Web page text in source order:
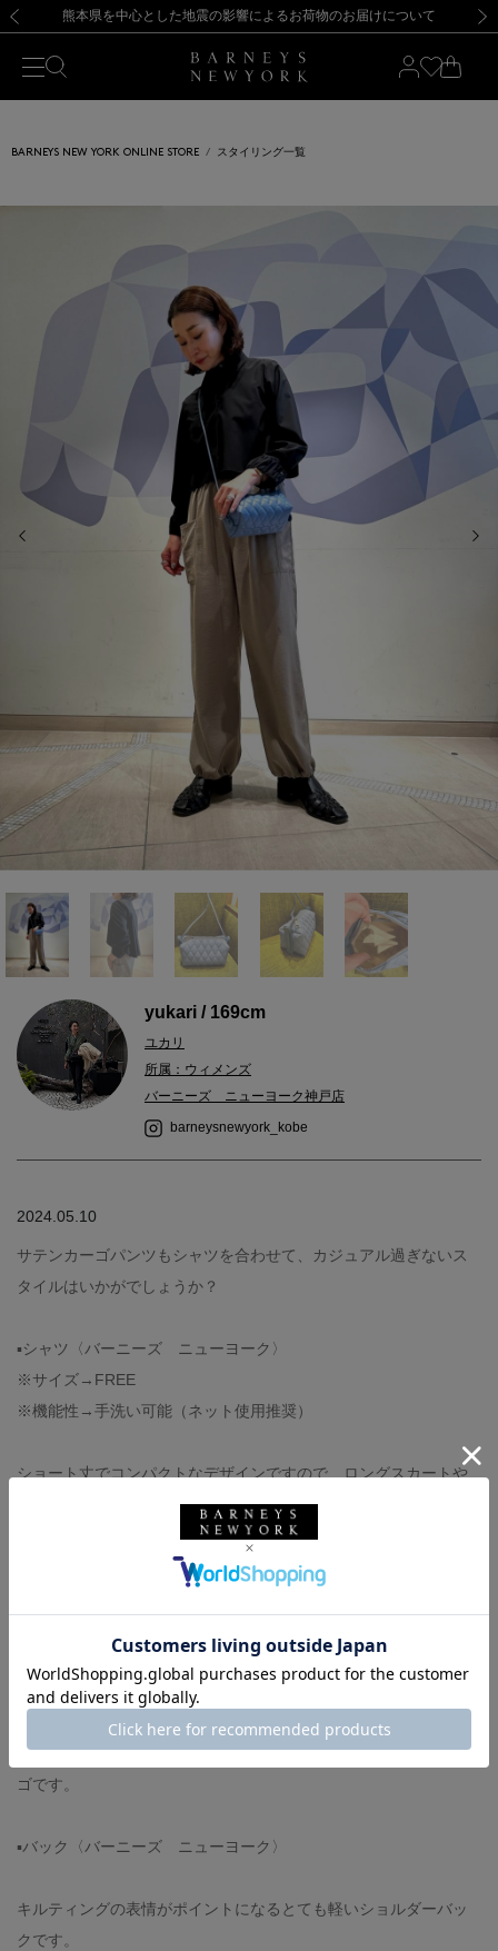
新規登録のお客様も対象！＜MY BARNEYS＞会員のお客様は11,000円（税込）以上のお買上げで常時送料無料！お買い物の際は会員登録を！
【夏季休業に伴う返品・交換承り一時停止のお知らせ】（2026.8.5）
熊本県を中心とした地震の影響によるお荷物のお届けについて
【開催中】SUMMER SALEのご案内・ご注意事項 新規登録のお客様も対象！＜MY BARNEYS＞会員のお客様は11,000円（税込）以上のお買上げで常時送料無料！お買い物の際は会員登録を！
【夏季休業に伴う返品・交換承り一時停止のお知らせ】（2026.8.5）
BARNEYS NEW YORK ONLINE STORE スタイリング一覧
前の画像
yukari / 169cm
ユカリ
所属：ウィメンズ
バーニーズ ニューヨーク神戸店
barneysnewyork_kobe
2024.05.10
サテンカーゴパンツもシャツを合わせて、カジュアル過ぎないス
タイルはいかがでしょうか？
▪️シャツ〈バーニーズ ニューヨーク〉
※サイズ→FREE
※機能性→手洗い可能（ネット使用推奨）
ショート丈でコンパクトなデザインですので、ロングスカートや
ワンピースに羽織として着ても◎
サイドからバックにかけてカーブがかかっているので優しい雰囲
※機能性→手洗い可能／ゴムウエストにドローストリング付き
サラサラした感触で履き心地も良くシワも気にならない優秀カー
ゴです。
▪️バック〈バーニーズ ニューヨーク〉
キルティングの表情がポイントになるとても軽いショルダーバッ
クです。